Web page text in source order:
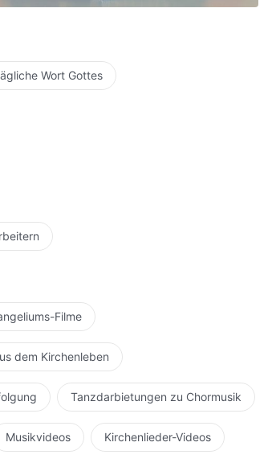
Wort Gottes
Filme
dem Kirchenleben
Tanzdarbietungen zu Chormusik
Musikvideos Kirchenlieder-Videos